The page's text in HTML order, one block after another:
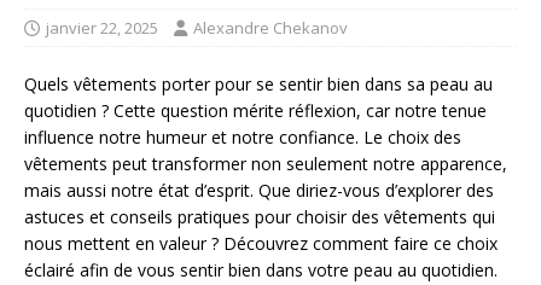
janvier 22, 2025 Alexandre Chekanov
Quels vêtements porter pour se sentir bien dans sa peau au
quotidien ? Cette question mérite réflexion, car notre tenue
influence notre humeur et notre confiance. Le choix des
vêtements peut transformer non seulement notre apparence,
mais aussi notre état d’esprit. Que diriez-vous d’explorer des
astuces et conseils pratiques pour choisir des vêtements qui
nous mettent en valeur ? Découvrez comment faire ce choix
éclairé afin de vous sentir bien dans votre peau au quotidien.